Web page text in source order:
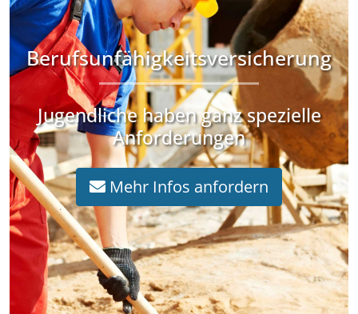
Berufsunfähigkeitsversicherung
Jugendliche haben ganz spezielle
Anforderungen
Mehr Infos anfordern